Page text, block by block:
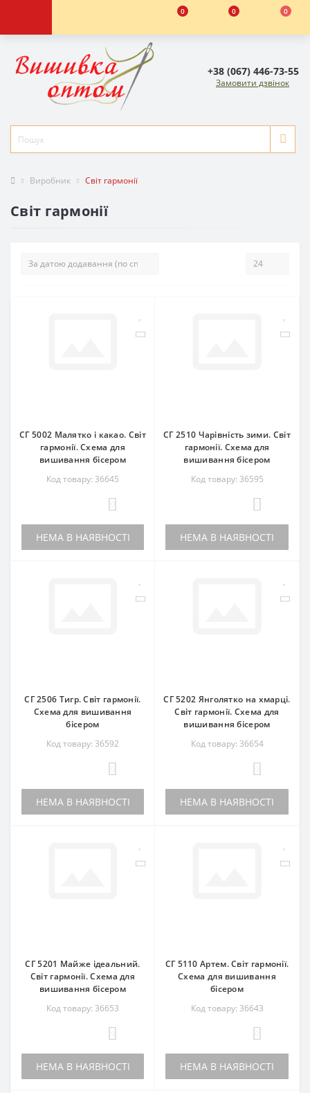
0 0 0
+38 (067) 446-73-55
Замовити дзвінок
Виробник Світ гармонії
Світ гармонії
СГ 5002 Малятко і какао. Світ
гармонії. Схема для
вишивання бісером
Код товару: 36645
НЕМА В НАЯВНОСТІ
СГ 2510 Чарівність зими. Світ
гармонії. Схема для
вишивання бісером
Код товару: 36595
НЕМА В НАЯВНОСТІ
СГ 2506 Тигр. Світ гармонії.
Схема для вишивання
бісером
Код товару: 36592
НЕМА В НАЯВНОСТІ
СГ 5202 Янголятко на хмарці.
Світ гармонії. Схема для
вишивання бісером
Код товару: 36654
НЕМА В НАЯВНОСТІ
СГ 5201 Майже ідеальний.
Світ гармонії. Схема для
вишивання бісером
Код товару: 36653
НЕМА В НАЯВНОСТІ
СГ 5110 Артем. Світ гармонії.
Схема для вишивання
бісером
Код товару: 36643
НЕМА В НАЯВНОСТІ